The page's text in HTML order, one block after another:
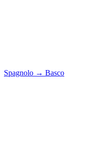
Spagnolo → Basco